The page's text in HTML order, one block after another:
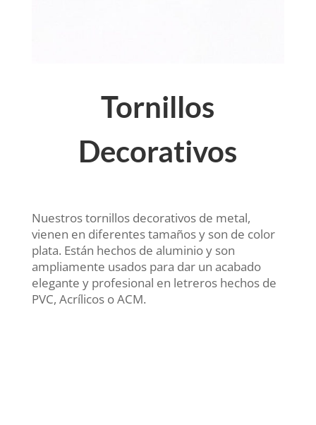
Tornillos
Decorativos
Nuestros tornillos decorativos de metal,
vienen en diferentes tamaños y son de color
plata. Están hechos de aluminio y son
ampliamente usados para dar un acabado
elegante y profesional en letreros hechos de
PVC, Acrílicos o ACM.